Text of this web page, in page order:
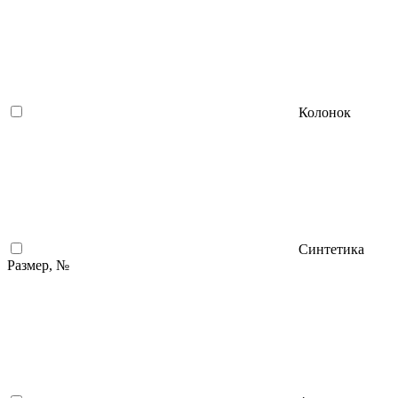
Колонок
Синтетика
Размер, №